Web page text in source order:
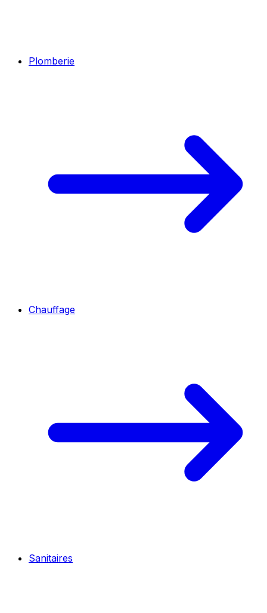
Plomberie
Chauffage
Sanitaires